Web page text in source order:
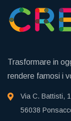
Trasformare in
rendere famosi i
Via C. Battisti, 1
56038